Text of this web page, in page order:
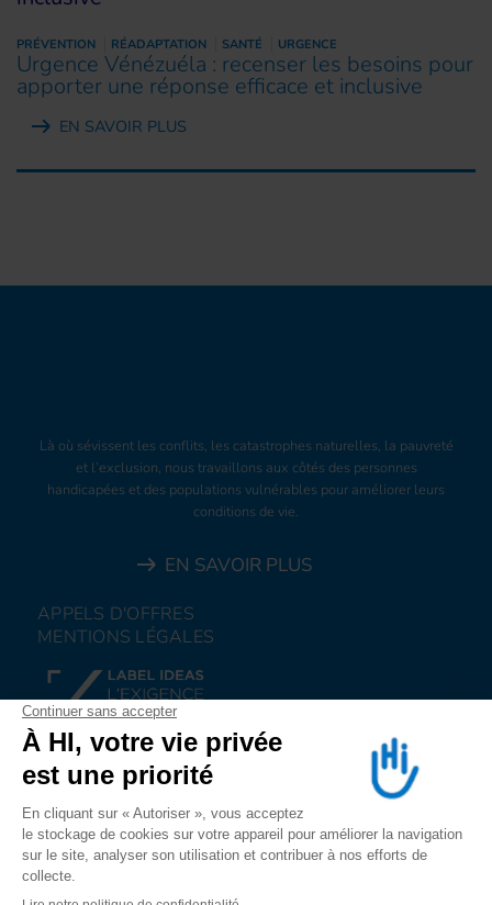
PRÉVENTION RÉADAPTATION SANTÉ URGENCE
Urgence Vénézuéla : recenser les besoins pour
apporter une réponse efficace et inclusive
EN SAVOIR PLUS
Là où sévissent les conflits, les catastrophes naturelles, la pauvreté
et l’exclusion, nous travaillons aux côtés des personnes
handicapées et des populations vulnérables pour améliorer leurs
conditions de vie.
EN SAVOIR PLUS
APPELS D'OFFRES
MENTIONS LÉGALES
FAIRE UN DON
NOUS REJOINDRE
NOUS ALERTER
SUIVEZ-NOUS SUR
LES RESEAUX SOCIAUX